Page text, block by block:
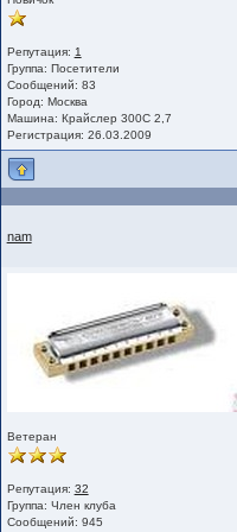
Репутация: 1
Группа: Посетители
Сообщений: 83
Город: Москва
Машина: Крайслер 300С 2,7
Регистрация: 26.03.2009
nam
Ветеран
Репутация: 32
Группа: Член клуба
Сообщений: 945